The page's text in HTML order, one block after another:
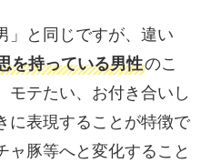
」と同じですが、違い
を持っている男性のこ
モテたい、お付き合いし
に表現することが特徴で
ャ豚等へと変化すること